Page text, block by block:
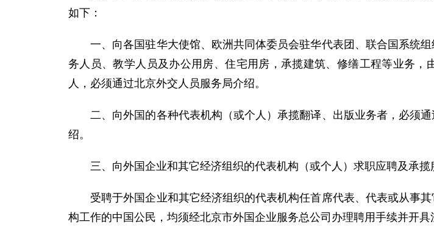
如下：
一、向各国驻华大使馆、欧洲共同体委员会驻华代表团、联合国系统组
务人员、教学人员及办公用房、住宅用房，承揽建筑、修缮工程等业务
人，必须通过北京外交人员服务局介绍。
二、向外国的各种代表机构（或个人）承揽翻译、出版业务者，必须通
绍。
三、向外国企业和其它经济组织的代表机构（或个人）求职应聘及承揽
受聘于外国企业和其它经济组织的代表机构任首席代表、代表或从事其
构工作的中国公民，均须经北京市外国企业服务总公司办理聘用手续并开具